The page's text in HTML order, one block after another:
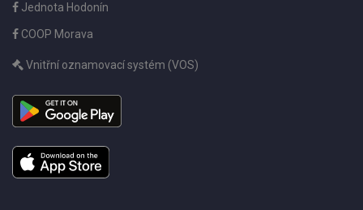
Jednota Hodonín
COOP Morava
Vnitřní oznamovací systém (VOS)